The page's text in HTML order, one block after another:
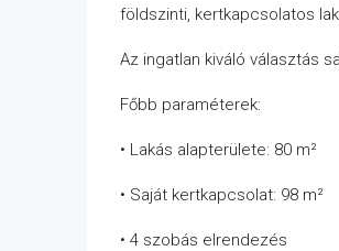
földszinti, kertkapcsolatos
Az ingatlan kiváló választás
Főbb paraméterek:
• Lakás alapterülete: 80 m²
• Saját kertkapcsolat: 98 m²
• 4 szobás elrendezés